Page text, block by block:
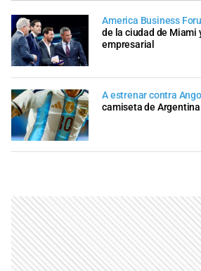
America Business
de la ciudad de Miami
empresarial
A estrenar contra
camiseta de